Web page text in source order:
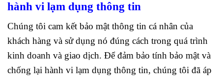
hành vi lạm dụng thông tin
Chúng tôi cam kết bảo mật thông tin cá nhân của
khách hàng và sử dụng nó đúng cách trong quá trình
kinh doanh và giao dịch. Để đảm bảo tính bảo mật và
chống lại hành vi lạm dụng thông tin, chúng tôi đã áp